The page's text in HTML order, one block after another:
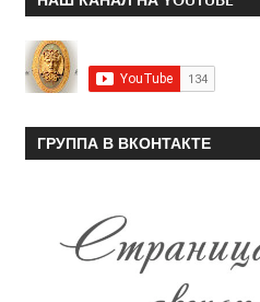
ГРУППА В ВКОНТАКТЕ